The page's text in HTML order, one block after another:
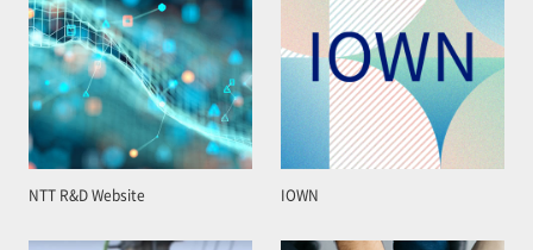
NTT R&D Website IOWN